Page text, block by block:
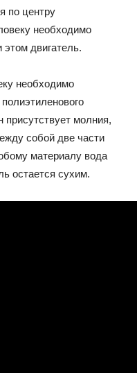
по центру
необходимо
двигатель.
необходимо
присутствует молния,
собой две части
материалу вода
остается сухим.